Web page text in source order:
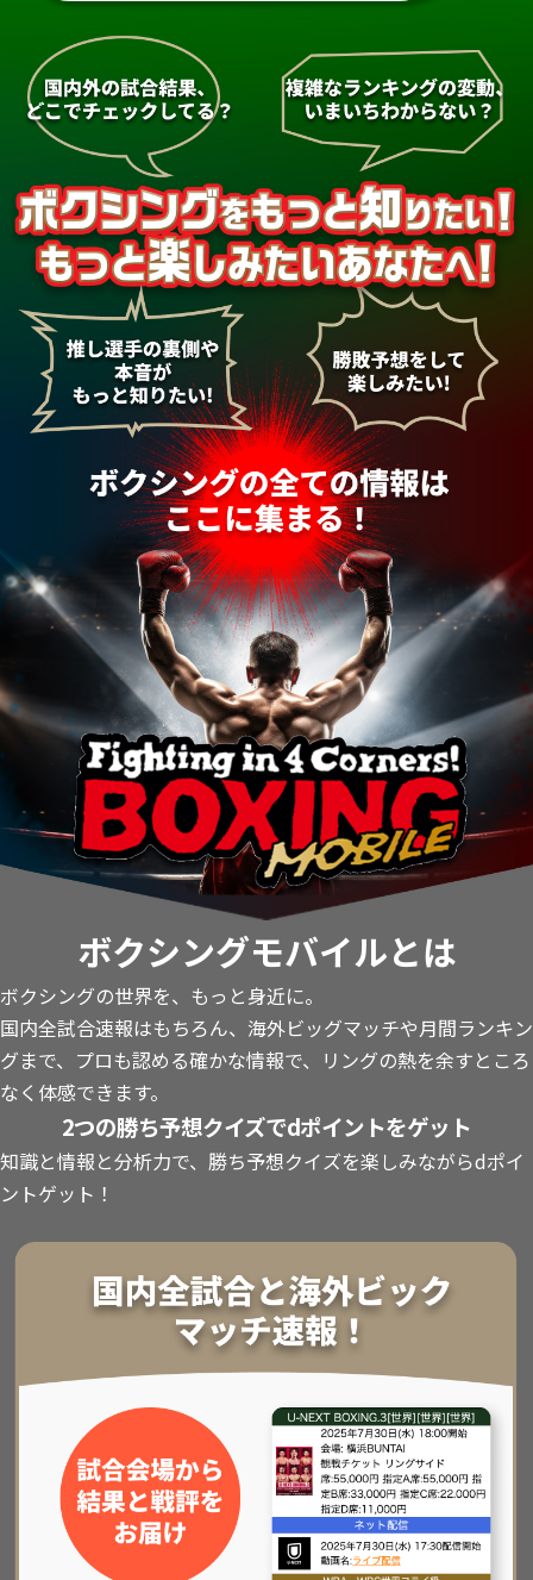
ボクシングモバイルとは
ボクシングの世界を、もっと身近に。
国内全試合速報はもちろん、海外ビッグマッチや月間ランキン
グまで、プロも認める確かな情報で、リングの熱を余すところ
なく体感できます。
2つの勝ち予想クイズでdポイントをゲット
知識と情報と分析力で、勝ち予想クイズを楽しみながらdポイ
ントゲット！